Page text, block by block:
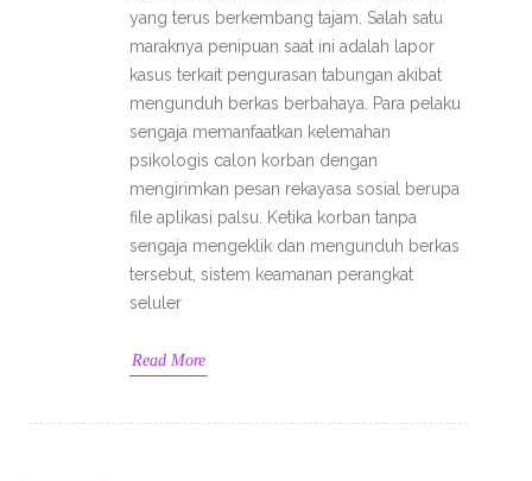
yang terus berkembang tajam. Salah satu
maraknya penipuan saat ini adalah lapor
kasus terkait pengurasan tabungan akibat
mengunduh berkas berbahaya. Para pelaku
sengaja memanfaatkan kelemahan
psikologis calon korban dengan
mengirimkan pesan rekayasa sosial berupa
file aplikasi palsu. Ketika korban tanpa
sengaja mengeklik dan mengunduh berkas
tersebut, sistem keamanan perangkat
seluler
Read More